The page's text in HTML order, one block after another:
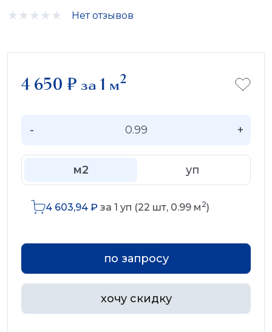
Нет отзывов
4 650 ₽за 1 м2
- +
м2 уп
4 603,94 ₽ за 1 уп (22 шт, 0.99 м 2)
по запросу
хочу скидку